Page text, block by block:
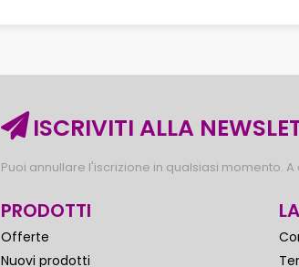
ISCRIVITI ALLA
Puoi annullare l'iscrizione in qualsiasi momento.
PRODOTTI
Offerte
Nuovi prodotti